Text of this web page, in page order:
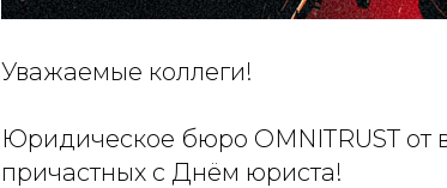
Уважаемые коллеги!
Юридическое бюро OMNITRUST от
причастных с Днём юриста!